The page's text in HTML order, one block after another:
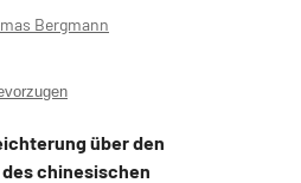
Bergmann
über den
chinesischen